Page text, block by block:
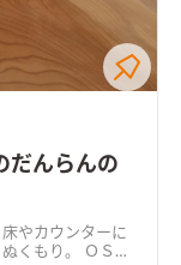
だんらんの
やカウンターに
くもり。 ＯＳＢ